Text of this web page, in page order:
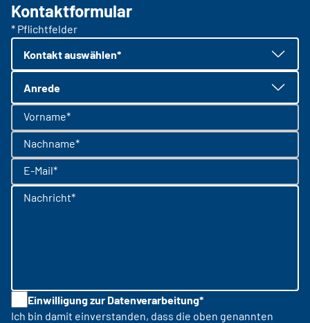
Kontaktformular
* Pflichtfelder
Kontakt auswählen*
Anrede
Vorname*
Nachname*
E-Mail*
Nachricht*
Einwilligung zur Datenverarbeitung*
Ich bin damit einverstanden, dass die oben genannten